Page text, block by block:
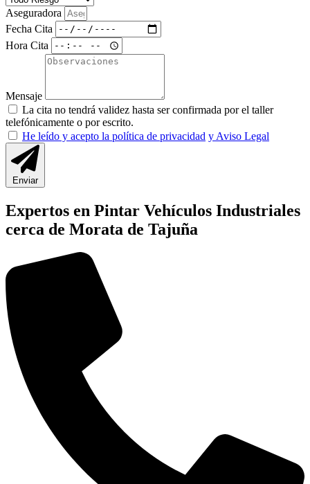
Aseguradora
Fecha Cita
Hora Cita
Mensaje
La cita no tendrá validez hasta ser confirmada por el taller
telefónicamente o por escrito.
He leído y acepto la política de privacidad y Aviso Legal
Enviar
Expertos en Pintar Vehículos Industriales
cerca de Morata de Tajuña